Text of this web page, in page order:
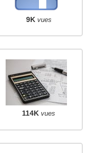
9K vues
114K vues